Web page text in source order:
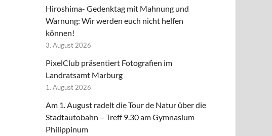
Hiroshima- Gedenktag mit Mahnung und
Warnung: Wir werden euch nicht helfen
können!
3. August 2026
PixelClub präsentiert Fotografien im
Landratsamt Marburg
1. August 2026
Am 1. August radelt die Tour de Natur über die
Stadtautobahn – Treff 9.30 am Gymnasium
Philippinum